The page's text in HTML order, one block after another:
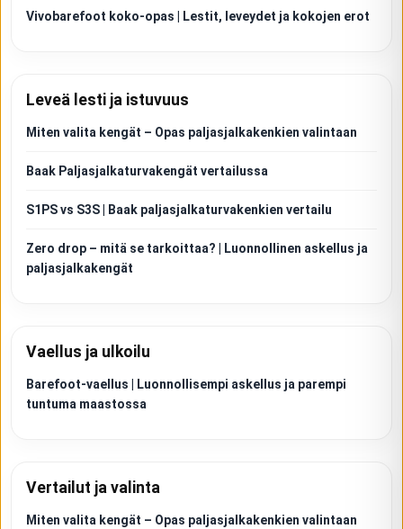
Vivobarefoot koko-opas | Lestit, leveydet ja kokojen erot
Leveä lesti ja istuvuus
Miten valita kengät – Opas paljasjalkakenkien valintaan
Baak Paljasjalkaturvakengät vertailussa
S1PS vs S3S | Baak paljasjalkaturvakenkien vertailu
Zero drop – mitä se tarkoittaa? | Luonnollinen askellus ja
paljasjalkakengät
Vaellus ja ulkoilu
Barefoot-vaellus | Luonnollisempi askellus ja parempi
tuntuma maastossa
Vertailut ja valinta
Miten valita kengät – Opas paljasjalkakenkien valintaan